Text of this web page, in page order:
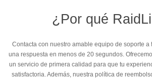
¿Por qué
Contacta con nuestro amable equipo de soporte a
una respuesta en menos de 20 segundos.
un servicio de primera calidad para que tu
satisfactoria. Además, nuestra política de